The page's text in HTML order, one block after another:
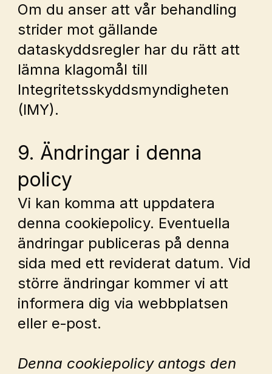
Om du anser att vår behandling
strider mot gällande
dataskyddsregler har du rätt att
lämna klagomål till
Integritetsskyddsmyndigheten
(IMY).
9. Ändringar i denna
policy
Vi kan komma att uppdatera
denna cookiepolicy. Eventuella
ändringar publiceras på denna
sida med ett reviderat datum. Vid
större ändringar kommer vi att
informera dig via webbplatsen
eller e‑post.
Denna cookiepolicy antogs den